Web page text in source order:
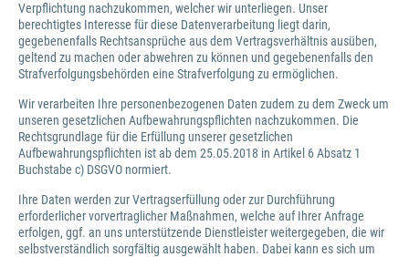
Verpflichtung nachzukommen, welcher wir unterliegen. Unser
berechtigtes Interesse für diese Datenverarbeitung liegt darin,
gegebenenfalls Rechtsansprüche aus dem Vertragsverhältnis ausüben,
geltend zu machen oder abwehren zu können und gegebenenfalls den
Strafverfolgungsbehörden eine Strafverfolgung zu ermöglichen.
Wir verarbeiten Ihre personenbezogenen Daten zudem zu dem Zweck um
unseren gesetzlichen Aufbewahrungspflichten nachzukommen. Die
Rechtsgrundlage für die Erfüllung unserer gesetzlichen
Aufbewahrungspflichten ist ab dem 25.05.2018 in Artikel 6 Absatz 1
Buchstabe c) DSGVO normiert.
Ihre Daten werden zur Vertragserfüllung oder zur Durchführung
erforderlicher vorvertraglicher Maßnahmen, welche auf Ihrer Anfrage
erfolgen, ggf. an uns unterstützende Dienstleister weitergegeben, die wir
selbstverständlich sorgfältig ausgewählt haben. Dabei kann es sich um